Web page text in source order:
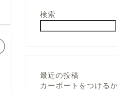
検索
最近の投稿
カーポートをつける